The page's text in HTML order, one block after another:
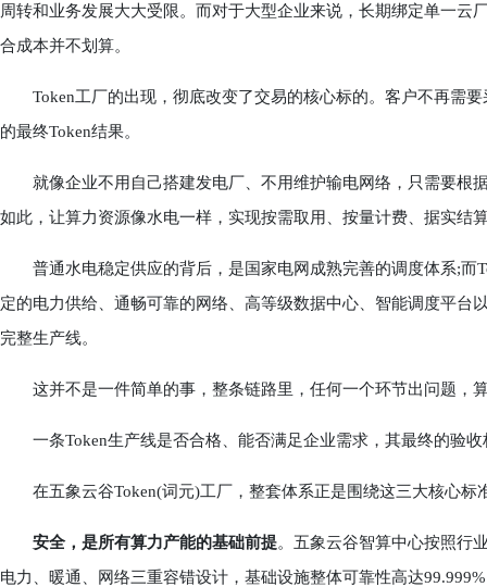
周转和业务发展大大受限。而对于大型企业来说，长期绑定单一
合成本并不划算。
Token工厂的出现，彻底改变了交易的核心标的。客户不再需要
的最终Token结果。
就像企业不用自己搭建发电厂、不用维护输电网络，只需要根
如此，让算力资源像水电一样，实现按需取用、按量计费、据实结
普通水电稳定供应的背后，是国家电网成熟完善的调度体系;而
定的电力供给、通畅可靠的网络、高等级数据中心、智能调度平台
完整生产线。
这并不是一件简单的事，整条链路里，任何一个环节出问题，
一条Token生产线是否合格、能否满足企业需求，其最终的验收
在五象云谷Token(词元)工厂，整套体系正是围绕这三大核心标
安全，是所有算力产能的基础前提。五象云谷智算中心按照行
电力、暖通、网络三重容错设计，基础设施整体可靠性高达